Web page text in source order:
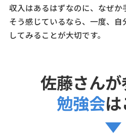
収入はあるはずなのに、なぜか
そう感じているなら、一度、
してみることが大切です。
佐藤さん
勉強会